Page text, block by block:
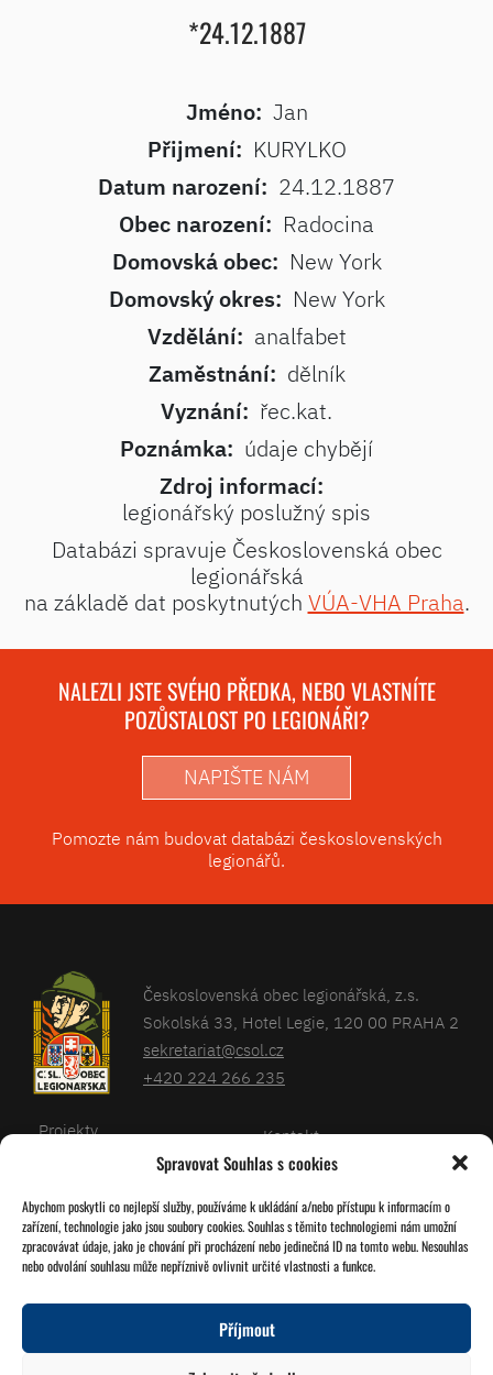
Spravovat Souhlas s cookies
Abychom poskytli co nejlepší služby, používáme k ukládání a/nebo přístupu k informacím o
zařízení, technologie jako jsou soubory cookies. Souhlas s těmito technologiemi nám umožní
zpracovávat údaje, jako je chování při procházení nebo jedinečná ID na tomto webu. Nesouhlas
nebo odvolání souhlasu může nepříznivě ovlivnit určité vlastnosti a funkce.
Příjmout
*24.12.1887
Jméno: Jan
Přijmení: KURYLKO
Datum narození: 24.12.1887
Obec narození: Radocina
Domovská obec: New York
Domovský okres: New York
Vzdělání: analfabet
Zaměstnání: dělník
Vyznání: řec.kat.
Poznámka: údaje chybějí
Zdroj informací:
legionářský poslužný spis
Databázi spravuje Československá obec
legionářská
na základě dat poskytnutých VÚA-VHA Praha.
NALEZLI JSTE SVÉHO PŘEDKA, NEBO VLASTNÍTE
POZŮSTALOST PO LEGIONÁŘI?
NAPIŠTE NÁM
Pomozte nám budovat databázi československých
legionářů.
Československá obec legionářská, z.s.
Sokolská 33, Hotel Legie, 120 00 PRAHA 2
sekretariat@csol.cz
+420 224 266 235
Sledujte nás!
Projekty
Kalendář
O nás
Kontakt
Databáze legionářů
Pro členy
Zásady cookies